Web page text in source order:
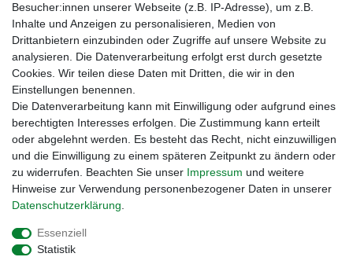
Zahlungsmöglichkeiten
Besucher:innen unserer Webseite (z.B. IP-Adresse), um z.B.
Inhalte und Anzeigen zu personalisieren, Medien von
Drittanbietern einzubinden oder Zugriffe auf unsere Website zu
analysieren. Die Datenverarbeitung erfolgt erst durch gesetzte
Cookies. Wir teilen diese Daten mit Dritten, die wir in den
Einstellungen benennen.
Die Datenverarbeitung kann mit Einwilligung oder aufgrund eines
berechtigten Interesses erfolgen. Die Zustimmung kann erteilt
oder abgelehnt werden. Es besteht das Recht, nicht einzuwilligen
und die Einwilligung zu einem späteren Zeitpunkt zu ändern oder
zu widerrufen. Beachten Sie unser Impressum und weitere
Hinweise zur Verwendung personenbezogener Daten in unserer
Daten­schutz­erklärung
Essenziell
Statistik